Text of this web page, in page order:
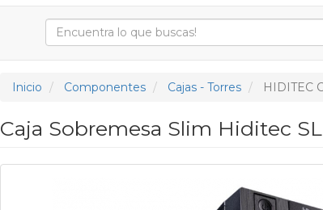
Inicio Componentes Cajas - Torres HIDITEC
Caja Sobremesa Slim Hiditec